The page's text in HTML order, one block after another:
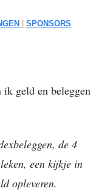
| SPONSORS
ik geld en beleggen
de 4
een kijkje in
opleveren.